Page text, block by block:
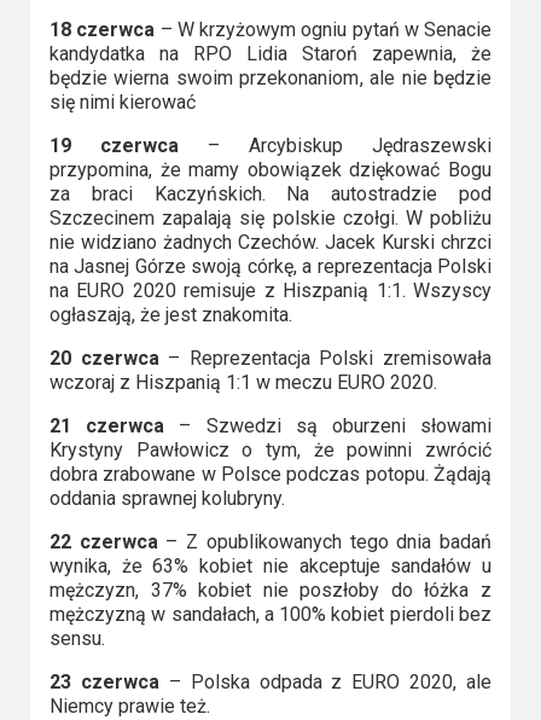
18 czerwca – W krzyżowym ogniu pytań w Senacie
kandydatka na RPO Lidia Staroń zapewnia, że
będzie wierna swoim przekonaniom, ale nie będzie
się nimi kierować
19 czerwca – Arcybiskup Jędraszewski
przypomina, że mamy obowiązek dziękować Bogu
za braci Kaczyńskich. Na autostradzie pod
Szczecinem zapalają się polskie czołgi. W pobliżu
nie widziano żadnych Czechów. Jacek Kurski chrzci
na Jasnej Górze swoją córkę, a reprezentacja Polski
na EURO 2020 remisuje z Hiszpanią 1:1. Wszyscy
ogłaszają, że jest znakomita.
20 czerwca– Reprezentacja Polski zremisowała
wczoraj z Hiszpanią 1:1 w meczu EURO 2020.
21 czerwca – Szwedzi są oburzeni słowami
Krystyny Pawłowicz o tym, że powinni zwrócić
dobra zrabowane w Polsce podczas potopu. Żądają
oddania sprawnej kolubryny.
22 czerwca– Z opublikowanych tego dnia badań
wynika, że 63% kobiet nie akceptuje sandałów u
mężczyzn, 37% kobiet nie poszłoby do łóżka z
mężczyzną w sandałach, a 100% kobiet pierdoli bez
sensu.
23 czerwca– Polska odpada z EURO 2020, ale
Niemcy prawie też.